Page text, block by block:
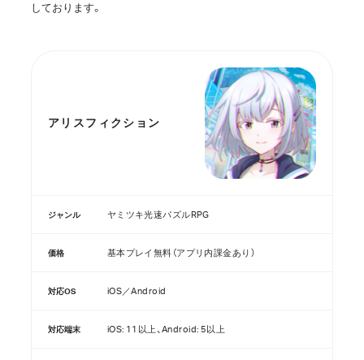
しております。
アリスフィクション
ジャンル ヤミツキ光速パズルRPG
価格 基本プレイ無料（アプリ内課金あり）
対応OS iOS／Android
対応端末 iOS: 11以上、Android: 5以上